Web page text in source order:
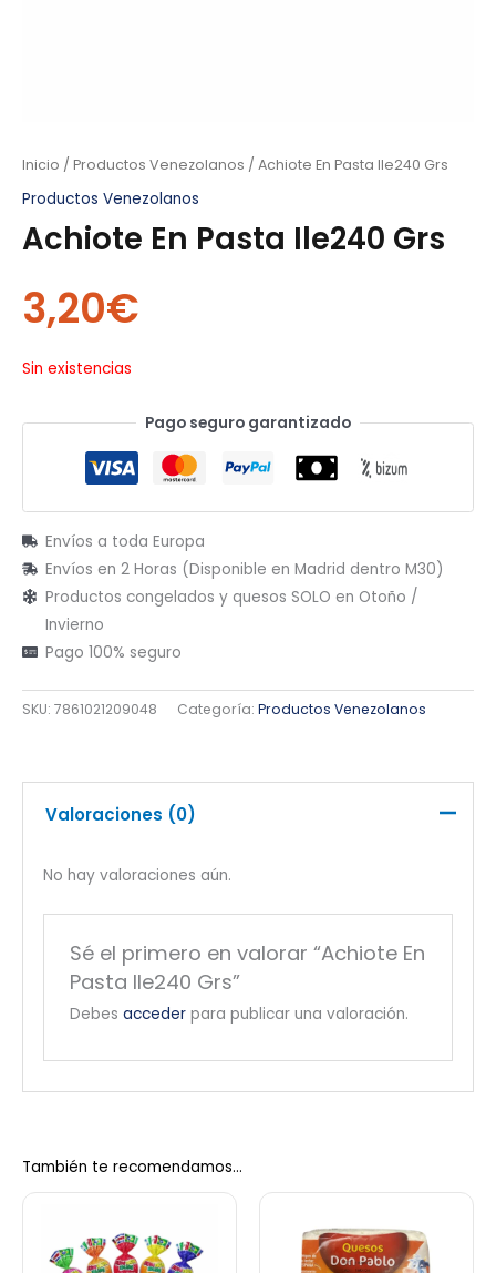
Inicio / Productos Venezolanos / Achiote En Pasta Ile240 Grs
Productos Venezolanos
Achiote En Pasta Ile240 Grs
3,20€
Sin existencias
Pago seguro garantizado
Envíos a toda Europa
Envíos en 2 Horas (Disponible en Madrid dentro M30)
Productos congelados y quesos SOLO en Otoño /
Invierno
Pago 100% seguro
SKU: 7861021209048 Categoría: Productos Venezolanos
Valoraciones (0)
No hay valoraciones aún.
Sé el primero en valorar “Achiote En
Pasta Ile240 Grs”
Debes accederpara publicar una valoración.
También te recomendamos…